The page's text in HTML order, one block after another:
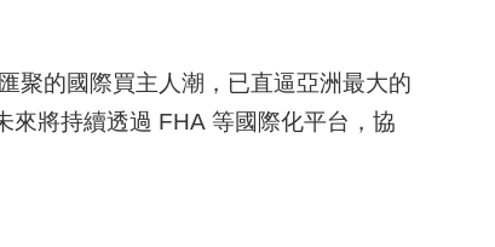
聚的國際買主人潮，已直逼亞洲最大的
將持續透過 FHA 等國際化平台，協